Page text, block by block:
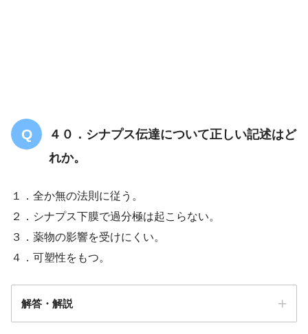
・α1作用：主に血管収縮
フィードバック
４０．シナプス伝達について正しい記述はど
れか。
１．全か無の法則に従う。
２．シナプス下膜で過分極は起こらない。
３．薬物の影響を受けにくい。
４．可塑性をもつ。
解答・解説